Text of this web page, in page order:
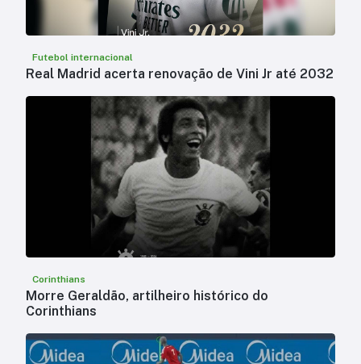
Futebol internacional
Real Madrid acerta renovação de Vini Jr até 2032
Corinthians
Morre Geraldão, artilheiro histórico do
Corinthians